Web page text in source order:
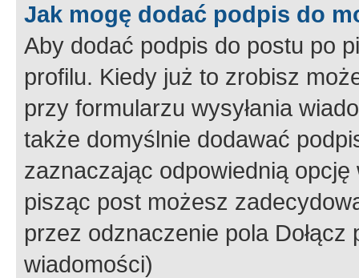
Jak mogę dodać podpis do
Aby dodać podpis do postu po
profilu. Kiedy już to zrobisz
przy formularzu wysyłania
także domyślnie dodawać
zaznaczając odpowiednią
pisząc post możesz
przez odznaczenie pola
wiadomości)